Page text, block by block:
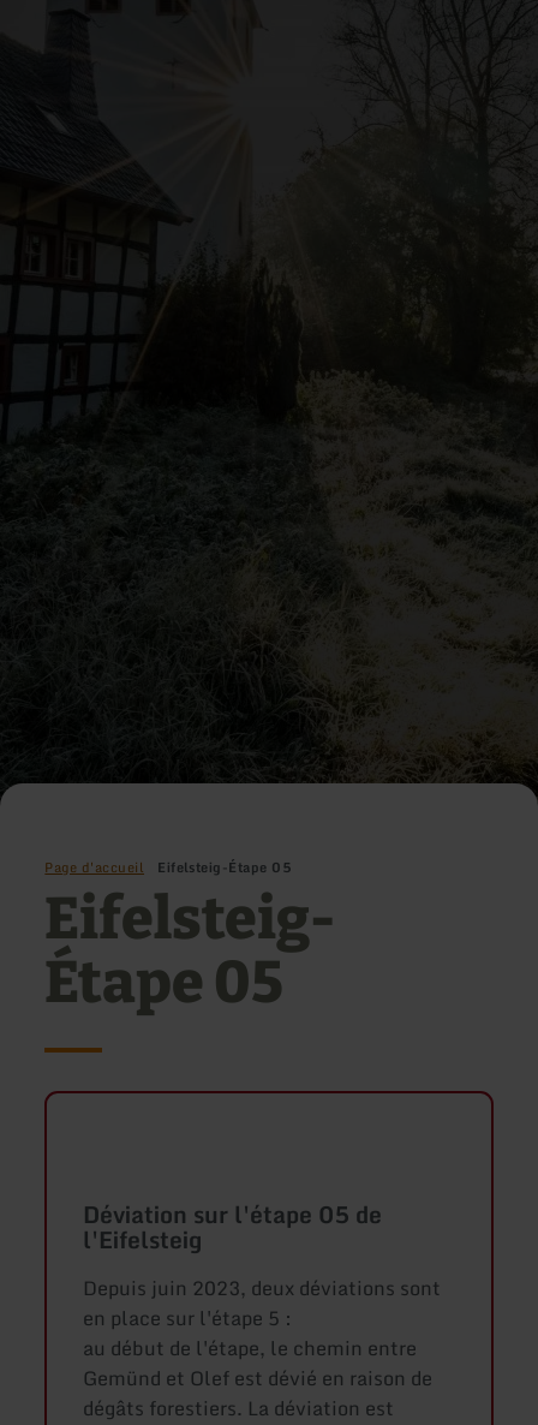
Page d'accueil Eifelsteig-Étape 05
Eifelsteig-
Étape 05
Déviation sur l'étape 05 de
l'Eifelsteig
Depuis juin 2023, deux déviations sont
en place sur l'étape 5 :
au début de l'étape, le chemin entre
Gemünd et Olef est dévié en raison de
dégâts forestiers. La déviation est